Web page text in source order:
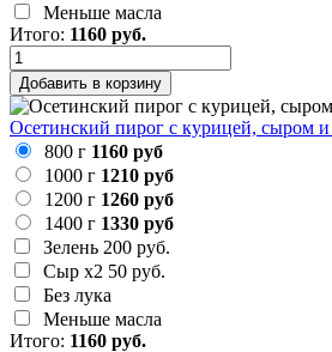
Меньше масла
Итого: 1160 руб.
Добавить в корзину
Осетинский пирог с курицей, сыром
800 г 1160 руб
1000 г 1210 руб
1200 г 1260 руб
1400 г 1330 руб
Зелень 200 руб.
Сыр х2 50 руб.
Без лука
Меньше масла
Итого: 1160 руб.